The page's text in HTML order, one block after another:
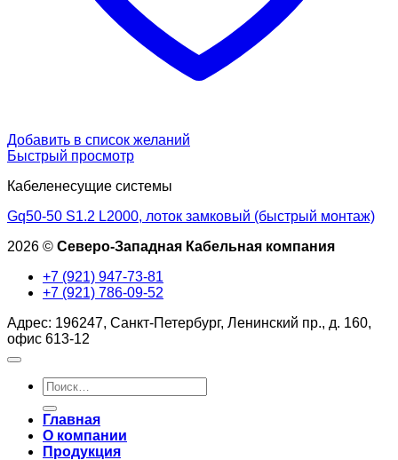
Добавить в список желаний
Быстрый просмотр
Кабеленесущие системы
Gq50-50 S1.2 L2000, лоток замковый (быстрый монтаж)
2026 © Северо-Западная Кабельная компания
+7 (921) 947-73-81
+7 (921) 786-09-52
Адрес: 196247, Санкт-Петербург, Ленинский пр., д. 160,
офис 613-12
Искать:
Главная
О компании
Продукция